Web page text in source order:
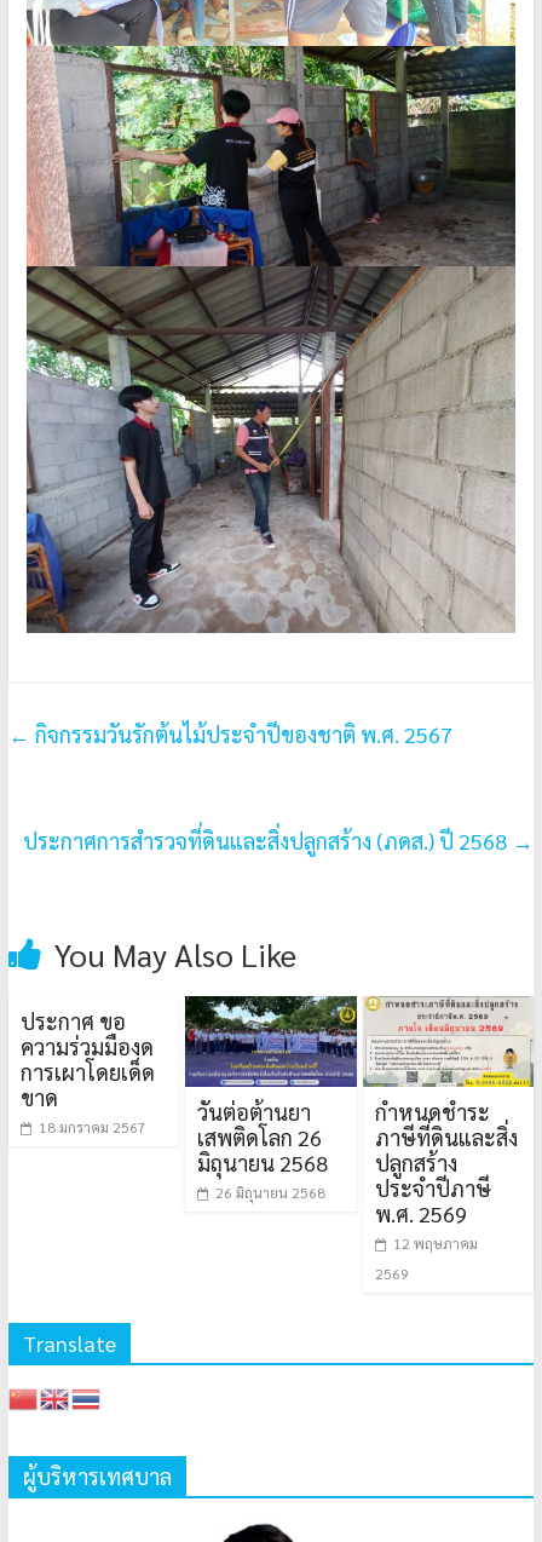
← กิจกรรมวันรักต้นไม้ประจำปีของชาติ พ.ศ. 2567
ประกาศการสำรวจที่ดินและสิ่งปลูกสร้าง (ภดส.) ปี 2568 →
You May Also Like
ประกาศ ขอ
ความร่วมมืองด
การเผาโดยเด็ด
ขาด
18 มกราคม 2567
วันต่อต้านยา
เสพติดโลก 26
มิถุนายน 2568
26 มิถุนายน 2568
กำหนดชำระ
ภาษีที่ดินและสิ่ง
ปลูกสร้าง
ประจำปีภาษี
พ.ศ. 2569
12 พฤษภาคม
2569
Translate
ผู้บริหารเทศบาล